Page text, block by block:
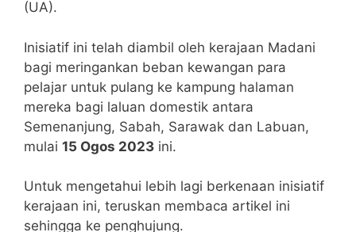
(UA).
Inisiatif ini telah diambil oleh kerajaan Madani
bagi meringankan beban kewangan para
pelajar untuk pulang ke kampung halaman
mereka bagi laluan domestik antara
Semenanjung, Sabah, Sarawak dan Labuan,
mulai 15 Ogos 2023 ini.
Untuk mengetahui lebih lagi berkenaan inisiatif
kerajaan ini, teruskan membaca artikel ini
sehingga ke penghujung.